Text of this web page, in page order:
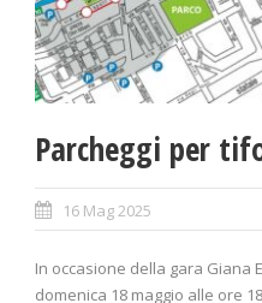
Parcheggi per
16 Mag 2025
In occasione della gara Giana
domenica 18 maggio alle ore